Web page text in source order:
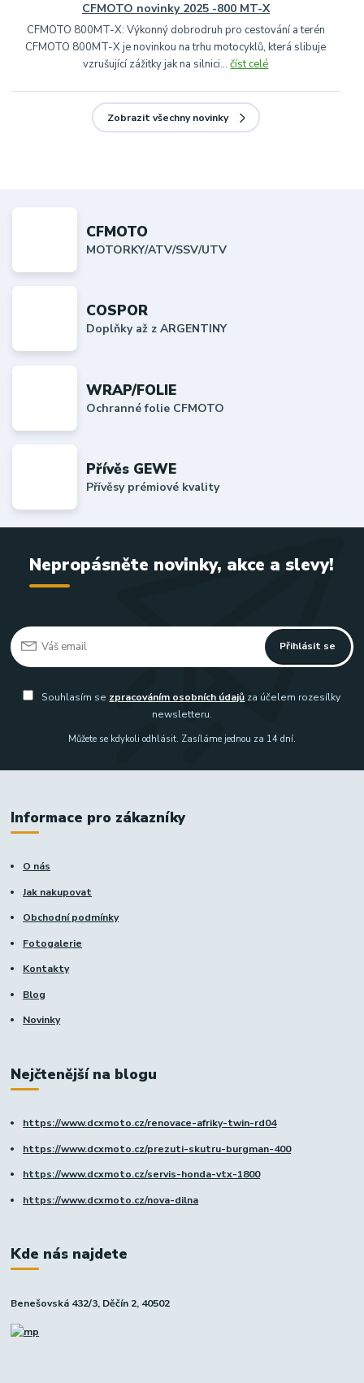
CFMOTO novinky 2025 -800 MT-X
CFMOTO 800MT-X: Výkonný dobrodruh pro cestování a terén
CFMOTO 800MT-X je novinkou na trhu motocyklů, která slibuje
vzrušující zážitky jak na silnici...číst celé
Zobrazit všechny novinky
CFMOTO
MOTORKY/ATV/SSV/UTV
COSPOR
Doplňky až z ARGENTINY
WRAP/FOLIE
Ochranné folie CFMOTO
Přívěs GEWE
Přívěsy prémiové kvality
Nepropásněte novinky, akce a slevy!
Přihlásit se
Souhlasím se zpracováním osobních údajů za účelem rozesílky
newsletteru.
Můžete se kdykoli odhlásit. Zasíláme jednou za 14 dní.
Informace pro zákazníky
O nás
Jak nakupovat
Obchodní podmínky
Fotogalerie
Kontakty
Blog
Novinky
Nejčtenější na blogu
https://www.dcxmoto.cz/renovace-afriky-twin-rd04
https://www.dcxmoto.cz/prezuti-skutru-burgman-400
https://www.dcxmoto.cz/servis-honda-vtx-1800
https://www.dcxmoto.cz/nova-dilna
Kde nás najdete
Benešovská 432/3, Děčín 2, 40502